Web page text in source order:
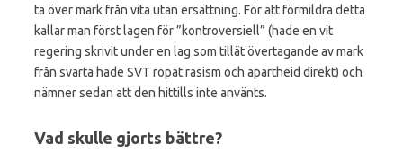
ta över mark från vita utan ersättning. För att förmildra detta
kallar man först lagen för ”kontroversiell” (hade en vit
regering skrivit under en lag som tillät övertagande av mark
från svarta hade SVT ropat rasism och apartheid direkt) och
nämner sedan att den hittills inte använts.
Vad skulle gjorts bättre?